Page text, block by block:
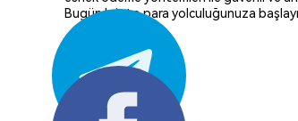
Bugün kripto para yolculuğunuza